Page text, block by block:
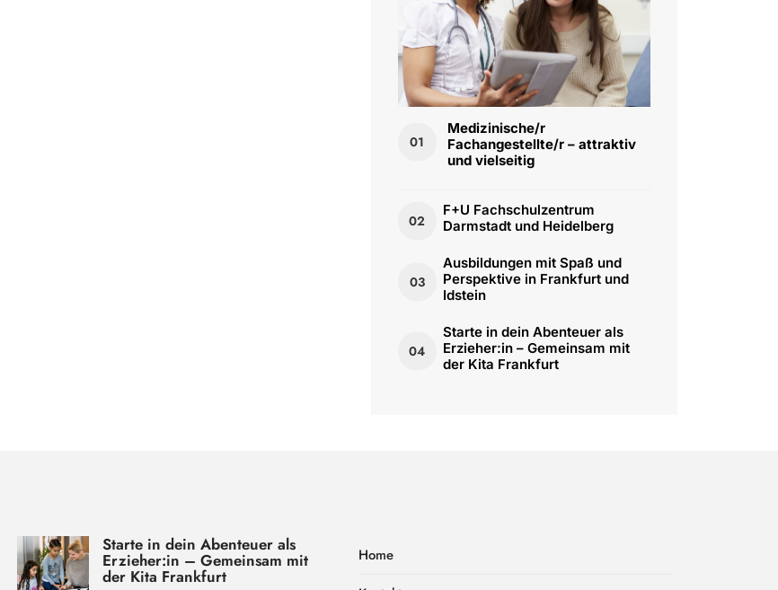
01
Medizinische/r
Fachangestellte/r – attraktiv
und vielseitig
02
F+U Fachschulzentrum
Darmstadt und Heidelberg
03
Ausbildungen mit Spaß und
Perspektive in Frankfurt und
Idstein
04
Starte in dein Abenteuer als
Erzieher:in – Gemeinsam mit
der Kita Frankfurt
Starte in dein Abenteuer als
Erzieher:in – Gemeinsam mit
der Kita Frankfurt
Home